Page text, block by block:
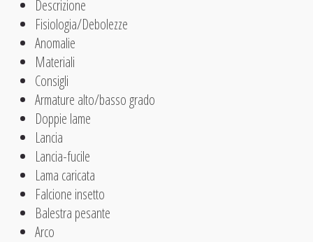
Descrizione
Fisiologia/Debolezze
Anomalie
Materiali
Consigli
Armature alto/basso grado
Doppie lame
Lancia
Lancia-fucile
Lama caricata
Falcione insetto
Balestra pesante
Arco